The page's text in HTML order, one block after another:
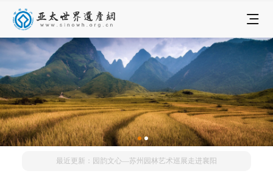
最近更新：园韵文心—苏州园林艺术巡展走进襄阳